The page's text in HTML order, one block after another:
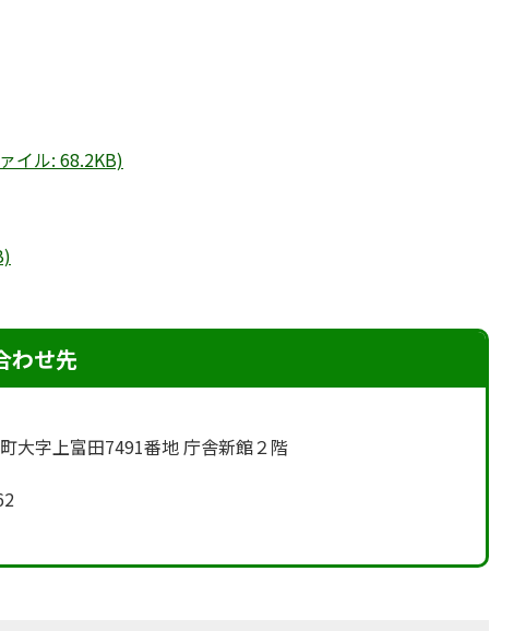
イル: 68.2KB)
わせ先
大字上富田7491番地 庁舎新館２階